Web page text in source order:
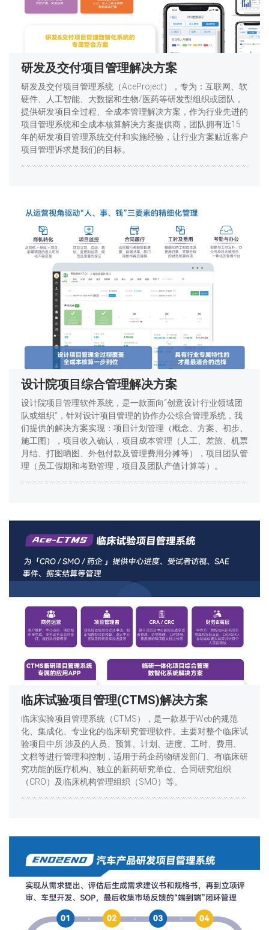
研发及交付项目管理解决方案
研发及交付项目管理系统（AceProject），专为：互联网、软
硬件、人工智能、大数据和生物/医药等研发型组织或团队，
提供研发项目全过程、全成本管理解决方案，作为行业先进的
项目管理系统和全成本核算解决方案提供商，团队拥有近15
年的研发项目管理系统交付和实施经验，让行业方案贴近客户
项目管理诉求是我们的目标。
设计院项目综合管理解决方案
设计院项目管理软件系统，是一款面向“创意设计行业领域团
队或组织“，针对设计项目管理的协作办公综合管理系统，我
们提供的解决方案实现：项目计划管理（概念、方案、初步、
施工图），项目收入确认，项目成本管理（人工、差旅、机票
月结、打图晒图、外包付款及管理费用分摊等），项目团队管
理（员工假期和考勤管理，项目及团队产值计算等）。
临床试验项目管理(CTMS)解决方案
临床实验项目管理系统（CTMS），是一款基于Web的规范
化、集成化、专业化的临床研究管理软件。主要对整个临床试
验项目中所 涉及的人员、预算、计划、进度、工时、费用、
文档等进行管理和控制，适用于药企药物研发部门、有临床研
究功能的医疗机构、独立的新药研究单位、合同研究组织
（CRO）及临床机构管理组织（SMO）等。